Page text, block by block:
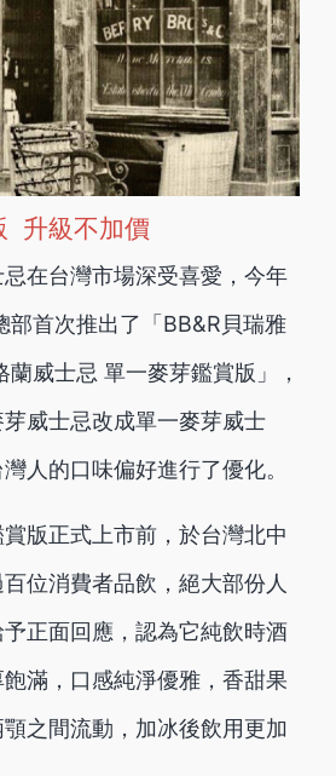
升級不加價
在台灣市場深受喜愛，今年
部首次推出了「BB&R貝瑞雅
威士忌 單一麥芽鑑賞版」，
威士忌改成單一麥芽威士
人的口味偏好進行了優化。
版正式上市前，於台灣北中
位消費者品飲，絕大部份人
正面回應，認為它純飲時酒
滿，口感純淨優雅，香甜果
之間流動，加冰後飲用更加